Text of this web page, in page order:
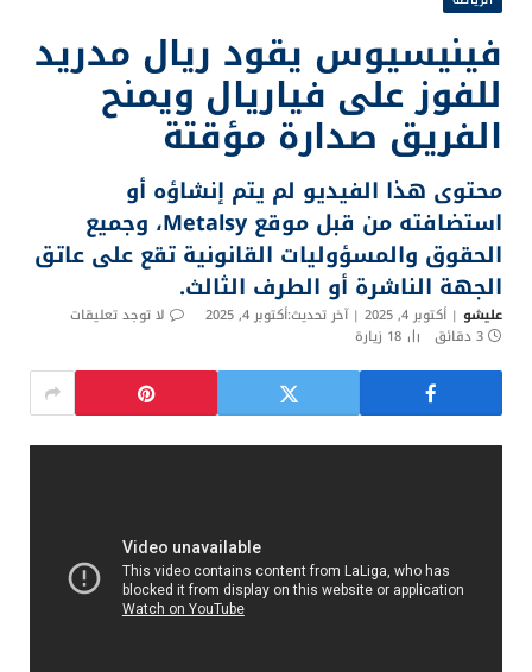
فينيسيوس يقود ريال مدريد
للفوز على فياريال ويمنح
الفريق صدارة مؤقتة
محتوى هذا الفيديو لم يتم إنشاؤه أو
استضافته من قبل موقع Metalsy، وجميع
الحقوق والمسؤوليات القانونية تقع على عاتق
الجهة الناشرة أو الطرف الثالث.
عليشو أكتوبر 4, 2025 آخر تحديث:أكتوبر 4, 2025
لا توجد تعليقات
3 دقائق
18 زيارة